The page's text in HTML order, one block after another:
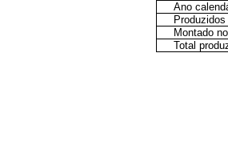
Ano
Montado
Total